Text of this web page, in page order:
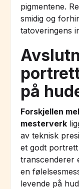
pigmentene.
smidig og
tatoveringens
på
Forskjellen
mesterverk
av teknisk
et godt
transcenderer
en
levende på